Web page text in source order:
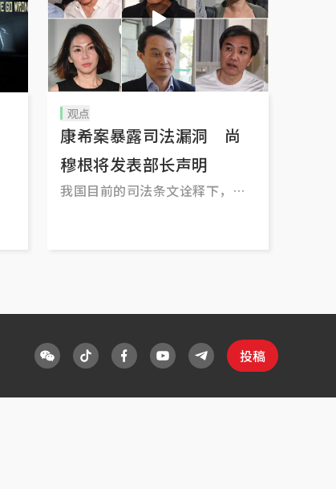
观点
康希案暴露司法漏洞 尚
穆根将发表部长声明
我国目前的司法条文诠释下，
投稿